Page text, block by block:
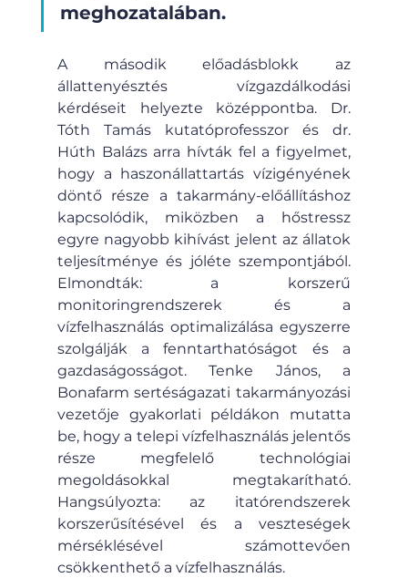
meghozatalában.
A második előadásblokk az
állattenyésztés vízgazdálkodási
kérdéseit helyezte középpontba. Dr.
Tóth Tamás kutatóprofesszor és dr.
Húth Balázs arra hívták fel a figyelmet,
hogy a haszonállattartás vízigényének
döntő része a takarmány-előállításhoz
kapcsolódik, miközben a hőstressz
egyre nagyobb kihívást jelent az állatok
teljesítménye és jóléte szempontjából.
Elmondták: a korszerű
monitoringrendszerek és a
vízfelhasználás optimalizálása egyszerre
szolgálják a fenntarthatóságot és a
gazdaságosságot. Tenke János, a
Bonafarm sertéságazati takarmányozási
vezetője gyakorlati példákon mutatta
be, hogy a telepi vízfelhasználás jelentős
része megfelelő technológiai
megoldásokkal megtakarítható.
Hangsúlyozta: az itatórendszerek
korszerűsítésével és a veszteségek
mérséklésével számottevően
csökkenthető a vízfelhasználás.